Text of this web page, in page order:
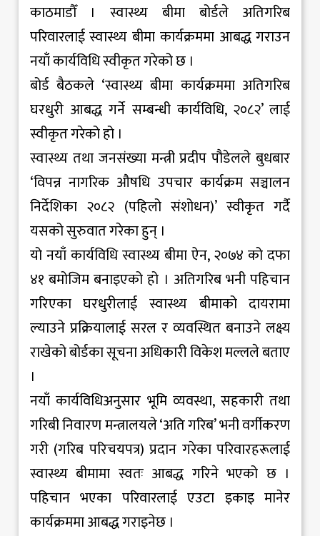
काठमाडौँ । स्वास्थ्य बीमा बोर्डले अतिगरिब
परिवारलाई स्वास्थ्य बीमा कार्यक्रममा आबद्ध गराउन
नयाँ कार्यविधि स्वीकृत गरेको छ ।
बोर्ड बैठकले ‘स्वास्थ्य बीमा कार्यक्रममा अतिगरिब
घरधुरी आबद्ध गर्ने सम्बन्धी कार्यविधि, २०८२’ लाई
स्वीकृत गरेको हो ।
स्वास्थ्य तथा जनसंख्या मन्त्री प्रदीप पौडेलले बुधबार
‘विपन्न नागरिक औषधि उपचार कार्यक्रम सञ्चालन
निर्देशिका २०८२ (पहिलो संशोधन)’ स्वीकृत गर्दै
यसको सुरुवात गरेका हुन् ।
यो नयाँ कार्यविधि स्वास्थ्य बीमा ऐन, २०७४ को दफा
४१ बमोजिम बनाइएको हो । अतिगरिब भनी पहिचान
गरिएका घरधुरीलाई स्वास्थ्य बीमाको दायरामा
ल्याउने प्रक्रियालाई सरल र व्यवस्थित बनाउने लक्ष्य
राखेको बोर्डका सूचना अधिकारी विकेश मल्लले बताए
।
नयाँ कार्यविधिअनुसार भूमि व्यवस्था, सहकारी तथा
गरिबी निवारण मन्त्रालयले ‘अति गरिब’ भनी वर्गीकरण
गरी (गरिब परिचयपत्र) प्रदान गरेका परिवारहरूलाई
स्वास्थ्य बीमामा स्वतः आबद्ध गरिने भएको छ ।
पहिचान भएका परिवारलाई एउटा इकाइ मानेर
कार्यक्रममा आबद्ध गराइनेछ ।